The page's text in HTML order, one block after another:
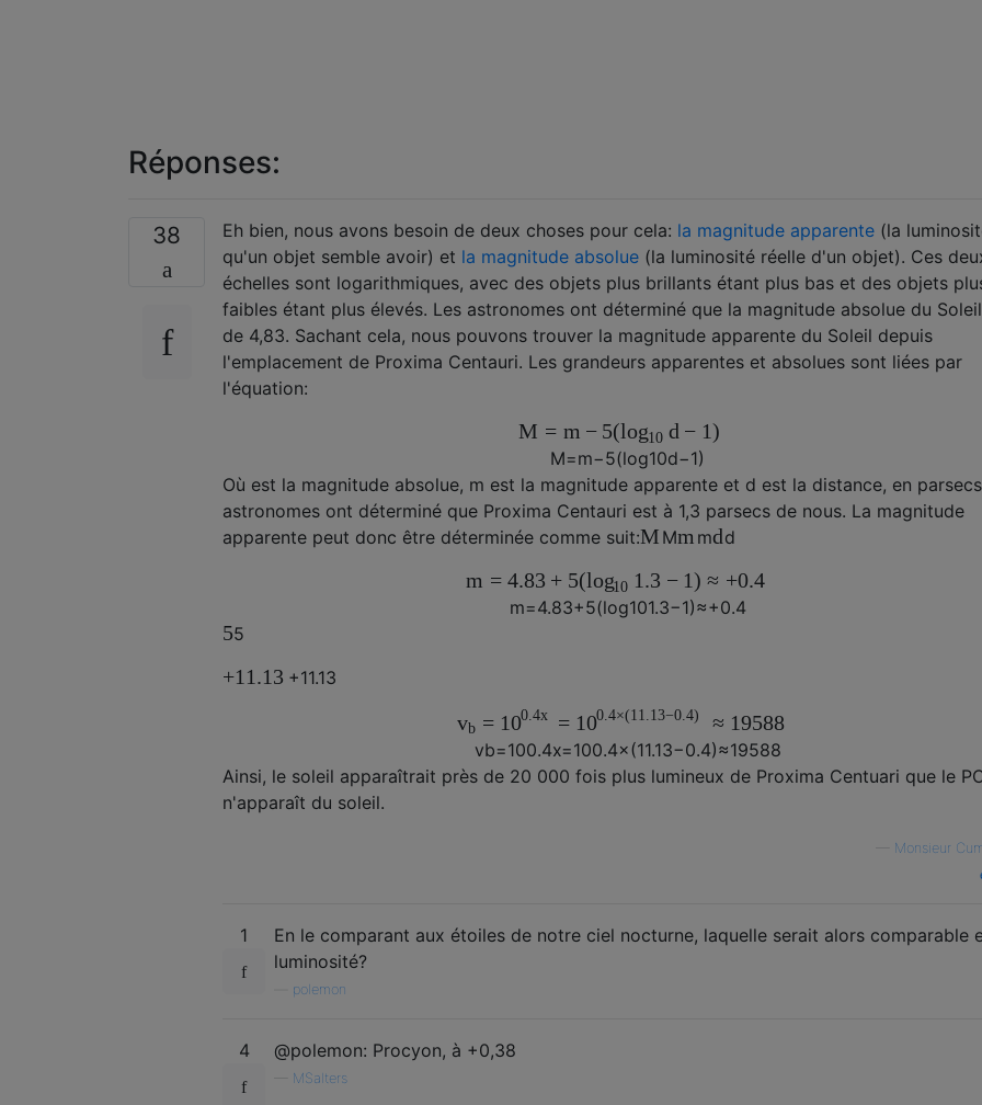
Réponses:
38 Eh bien, nous avons besoin de deux choses pour cela: la magnitude apparente (la
qu'un objet semble avoir) et la magnitude absolue (la luminosité réelle d'un objet). Ces
échelles sont logarithmiques, avec des objets plus brillants étant plus bas et des objets
faibles étant plus élevés. Les astronomes ont déterminé que la magnitude absolue du
de 4,83. Sachant cela, nous pouvons trouver la magnitude apparente du Soleil depuis
l'emplacement de Proxima Centauri. Les grandeurs apparentes et absolues sont liées par
l'équation:
M = m − 5(log10 d − 1)
M=m−5(log10d−1)
Où est la magnitude absolue, m est la magnitude apparente et d est la distance, en
astronomes ont déterminé que Proxima Centauri est à 1,3 parsecs de nous. La magnitude
apparente peut donc être déterminée comme suit:M Mm md d
m = 4.83 + 5(log10 1.3 − 1) ≈ +0.4
m=4.83+5(log101.3−1)≈+0.4
55
+11.13 +11.13
vb = 100.4x = 100.4×(11.13−0.4) ≈ 19588
vb=100.4x=100.4×(11.13−0.4)≈19588
Ainsi, le soleil apparaîtrait près de 20 000 fois plus lumineux de Proxima Centuari que le
n'apparaît du soleil.
Monsieur
1
En le comparant aux étoiles de notre ciel nocturne, laquelle serait alors comparable
luminosité?
polemon
4 @polemon: Procyon, à +0,38
MSalters